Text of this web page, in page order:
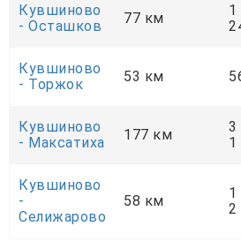
Кувшиново
- Осташков
77 км
1
Кувшиново
- Торжок
53 км
Кувшиново
- Максатиха
177 км
3
1
Кувшиново
-
Селижарово
58 км
1
2